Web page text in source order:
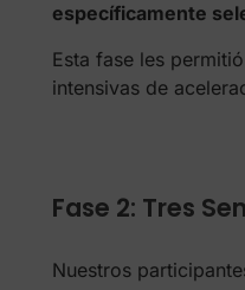
específicamente
Esta fase les
intensivas de
Fase 2: Tres
Nuestros